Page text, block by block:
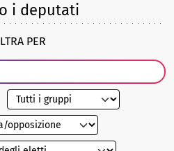
i deputati
PER